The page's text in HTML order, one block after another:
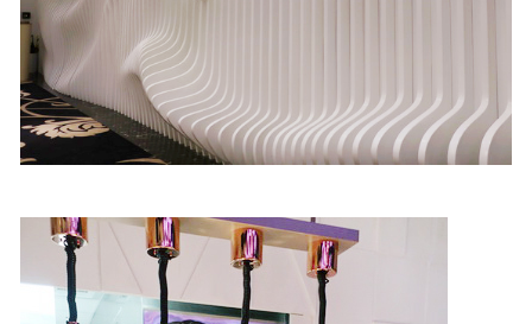
享樂隨手拍
照相簿
影音區
創意出版服務
歷史區
關於Yilan
個人著作